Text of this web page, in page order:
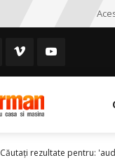
Căutați rezultate pentru: